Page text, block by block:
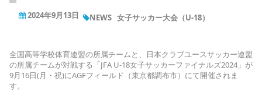
2024年9月13日 NEWS 女子サッカー大会（U-18）
全国高等学校体育連盟の所属チームと、日本クラブユースサッカー連盟
の所属チームが対戦する「JFA U-18女子サッカーファイナルズ2024」が
9月16日(月・祝)にAGFフィールド（東京都調布市）にて開催されま
す。